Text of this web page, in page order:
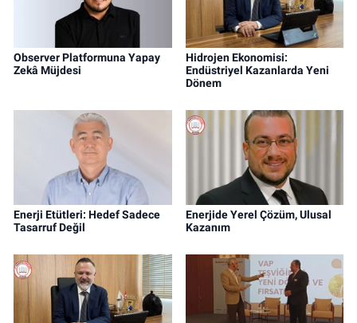
Observer Platformuna Yapay
Zekâ Müjdesi
Hidrojen Ekonomisi:
Endüstriyel Kazanlarda Yeni
Dönem
Enerji Etütleri: Hedef Sadece
Tasarruf Değil
Enerjide Yerel Çözüm, Ulusal
Kazanım